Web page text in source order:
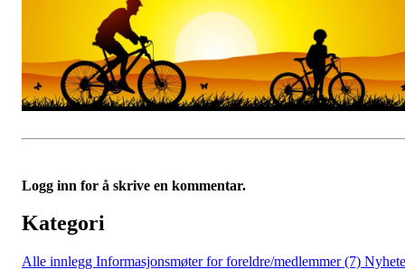
Logg inn for å skrive en kommentar.
Kategori
Alle innlegg Informasjonsmøter for foreldre/medlemmer (7)